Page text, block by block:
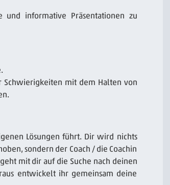
und informative Präsentationen zu
Schwierigkeiten mit dem Halten von
Lösungen führt. Dir wird nichts
sondern der Coach / die Coachin
mit dir auf die Suche nach deinen
entwickelt ihr gemeinsam deine